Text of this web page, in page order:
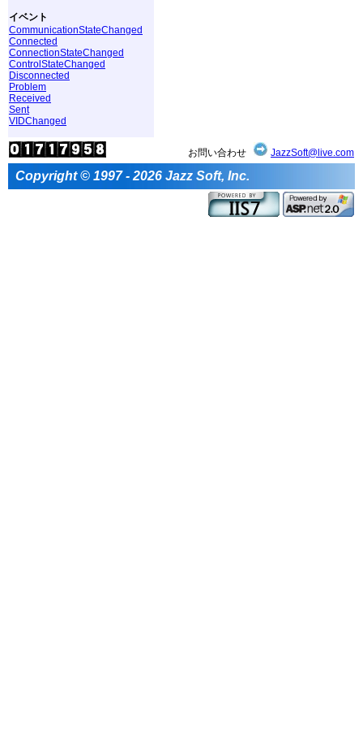
イベント
CommunicationStateChanged
Connected
ConnectionStateChanged
ControlStateChanged
Disconnected
Problem
Received
Sent
VIDChanged
お問い合わせ JazzSoft@live.com
Copyright © 1997 - 2026 Jazz Soft, Inc.